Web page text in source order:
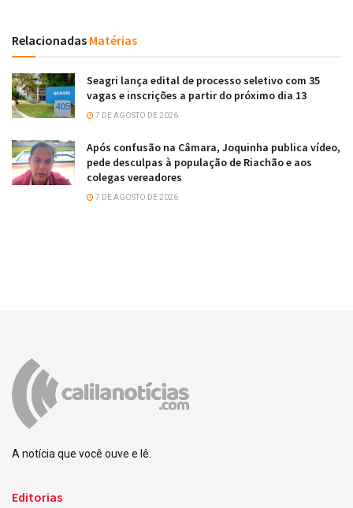
Relacionadas Matérias
Seagri lança edital de processo seletivo com 35
vagas e inscrições a partir do próximo dia 13
7 DE AGOSTO DE 2026
Após confusão na Câmara, Joquinha publica vídeo,
pede desculpas à população de Riachão e aos
colegas vereadores
7 DE AGOSTO DE 2026
A notícia que você ouve e lê.
Editorias